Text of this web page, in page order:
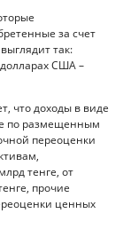
за счет
так:
США –
что доходы в виде
по размещенным
переоценки
тенге, от
прочие
ценных